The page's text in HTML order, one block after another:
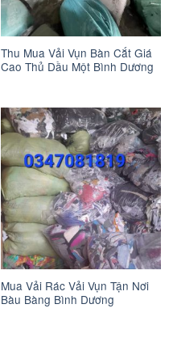
Thu Mua Vải Vụn Bàn Cắt Giá
Cao Thủ Dầu Một Bình Dương
Mua Vải Rác Vải Vụn Tận Nơi
Bàu Bàng Bình Dương